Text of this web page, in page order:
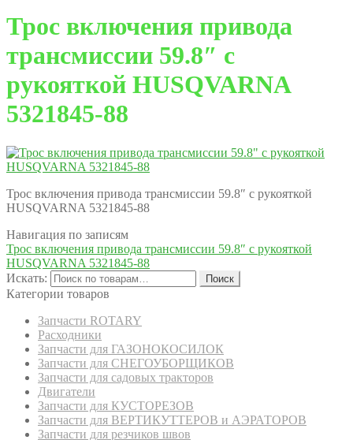
Трос включения привода
трансмиссии 59.8″ с
рукояткой HUSQVARNA
5321845-88
Трос включения привода трансмиссии 59.8″ с рукояткой
HUSQVARNA 5321845-88
Навигация по записям
Трос включения привода трансмиссии 59.8″ с рукояткой
HUSQVARNA 5321845-88
Искать:
Поиск
Категории товаров
Запчасти ROTARY
Расходники
Запчасти для ГАЗОНОКОСИЛОК
Запчасти для СНЕГОУБОРЩИКОВ
Запчасти для садовых тракторов
Двигатели
Запчасти для КУСТОРЕЗОВ
Запчасти для ВЕРТИКУТТЕРОВ и АЭРАТОРОВ
Запчасти для резчиков швов